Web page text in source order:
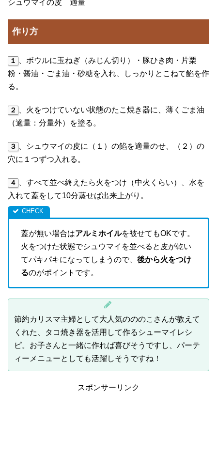
シュウマイの皮 適量
作り方
１ 、ボウルに玉ねぎ（みじん切り）・豚ひき肉・片栗
粉・醤油・ごま油・砂糖を入れ、しっかりとこねて餡を作
る。
２ 、火をつけていない状態のたこ焼き器に、薄くごま油
（適量：分量外）を塗る。
３ 、シュウマイの皮に（１）の餡を適量のせ、（２）の
穴に１つずつ入れる。
４ 、すべて並べ終えたら火をつけ（中火くらい）、水を
入れて蓋をして10分蒸せば出来上がり。
蓋が無い場合はアルミホイルを被せてもOKです。
火をつけた状態でシュウマイを並べると皮が乾い
てパキパキになってしまうので、 後から火をつけ
るのがポイントです。
節約カリスマ主婦として大人気のののこさんが教えて
くれた、タコ焼き器を活用して作るシューマイレシ
ピ。お子さんと一緒に作れば喜びそうですし、パーテ
ィーメニューとしても活躍しそうですね！
スポンサーリンク